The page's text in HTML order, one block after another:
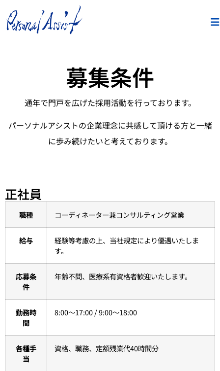
募集条件
通年で門戸を広げた採用活動を行っております。
パーソナルアシストの企業理念に共感して頂ける方と一緒
に歩み続けたいと考えております。
正社員
職種 コーディネーター兼コンサルティング営業
給与
経験等考慮の上、当社規定により優遇いたしま
す。
応募条
件
年齢不問、医療系有資格者歓迎いたします。
勤務時
間
8:00〜17:00 / 9:00〜18:00
各種手
当
資格、職務、定額残業代40時間分